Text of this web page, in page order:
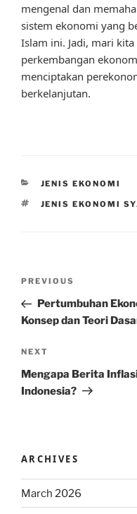
mengenal dan
sistem ekonomi yang
Islam ini. Jadi, mari
perkembangan
menciptakan
berkelanjutan.
CATEGORIES
JENIS EKONOMI
TAGS
JENIS EKONOMI
Previous
Post
PREVIOUS
Pertumbuhan
Konsep dan Teori
Next
Post
NEXT
Mengapa Berita
Indonesia?
ARCHIVES
March 2026